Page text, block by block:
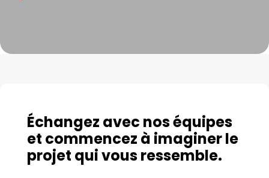
Échangez avec nos équipes
et commencez à imaginer le
projet qui vous ressemble.